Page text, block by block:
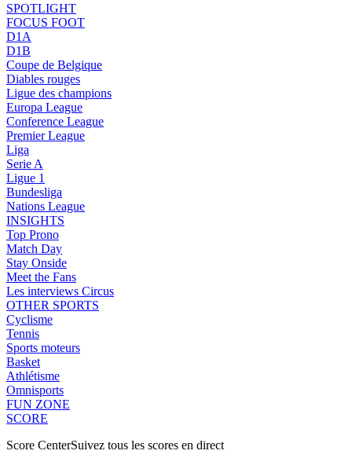
SPOTLIGHT
FOCUS FOOT
D1A
D1B
Coupe de Belgique
Diables rouges
Ligue des champions
Europa League
Conference League
Premier League
Liga
Serie A
Ligue 1
Bundesliga
Nations League
INSIGHTS
Top Prono
Match Day
Stay Onside
Meet the Fans
Les interviews Circus
OTHER SPORTS
Cyclisme
Tennis
Sports moteurs
Basket
Athlétisme
Omnisports
FUN ZONE
SCORE
Score CenterSuivez tous les scores en direct